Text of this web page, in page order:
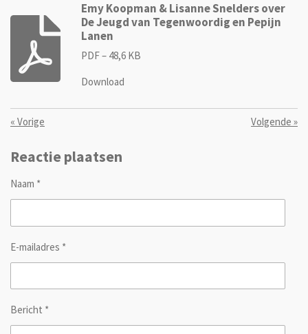
Emy Koopman & Lisanne Snelders over
De Jeugd van Tegenwoordig en Pepijn
Lanen
PDF – 48,6 KB
Download
« Vorige Volgende »
Reactie plaatsen
Naam *
E-mailadres *
Bericht *